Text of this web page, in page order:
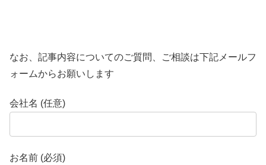
なお、記事内容についてのご質問、ご相談は下記メールフ
ォームからお願いします
会社名 (任意)
お名前 (必須)